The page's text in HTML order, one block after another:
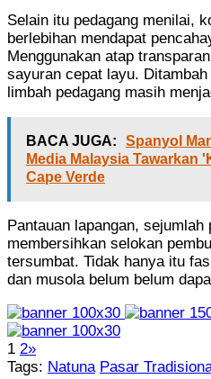
Selain itu pedagang menilai,
berlebihan mendapat
Menggunakan atap
sayuran cepat layu.
limbah pedagang masih
BACA JUGA:
Spanyol
Media Malaysia Tawarkan
Cape Verde
Pantauan lapangan,
membersihkan selokan
tersumbat. Tidak hanya itu
dan musola belum belum
1 2»
Tags: Natuna Pasar